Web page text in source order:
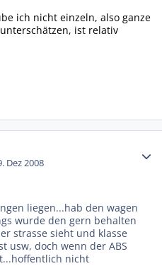
ich nicht einzeln, also ganze
ist relativ
Dez 2008
liegen...hab den wagen
wurde den gern behalten
strasse sieht und klasse
usw, doch wenn der ABS
nicht